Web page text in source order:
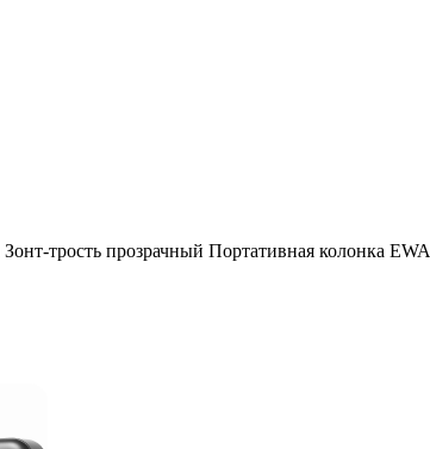
Зонт-трость прозрачный Портативная колонка EWA